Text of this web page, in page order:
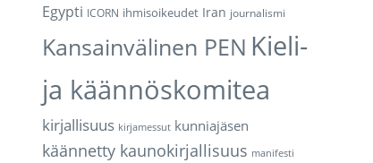
Egypti ICORN ihmisoikeudet Iran journalismi
Kansainvälinen PEN Kieli-
ja käännöskomitea
kirjallisuus kirjamessut kunniajäsen
käännetty kaunokirjallisuus manifesti